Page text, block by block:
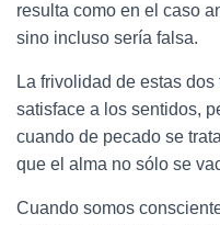
resulta como en el caso
sino incluso sería falsa.
La frivolidad de estas dos
satisface a los sentidos,
cuando de pecado se
que el alma no sólo se
Cuando somos